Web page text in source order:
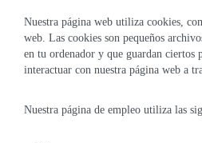
Nuestra página web utiliza cookies,
web. Las cookies son pequeños
en tu ordenador y que guardan ciertos
interactuar con nuestra página web a
Nuestra página de empleo utiliza las